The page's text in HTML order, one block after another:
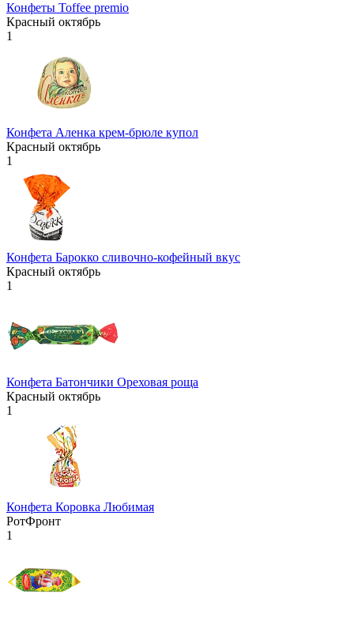
Конфеты Toffee premio
Красный октябрь
1
Конфета Аленка крем-брюле купол
Красный октябрь
1
Конфета Барокко сливочно-кофейный вкус
Красный октябрь
1
Конфета Батончики Ореховая роща
Красный октябрь
1
Конфета Коровка Любимая
РотФронт
1